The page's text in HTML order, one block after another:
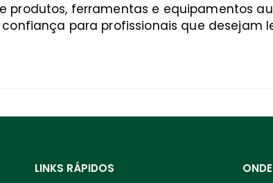
produtos, ferramentas e equipamentos
para profissionais que desejam
LINKS RÁPIDOS